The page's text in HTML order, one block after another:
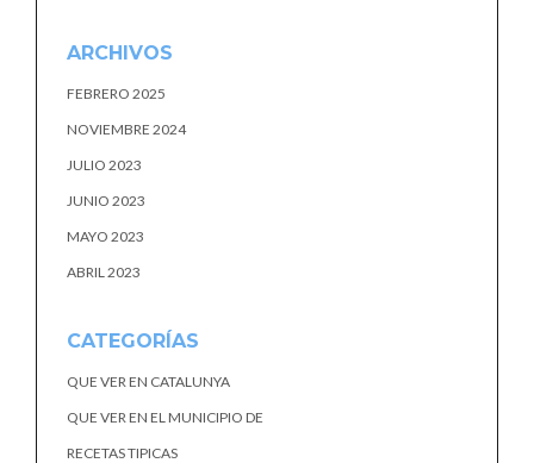
ARCHIVOS
FEBRERO 2025
NOVIEMBRE 2024
JULIO 2023
JUNIO 2023
MAYO 2023
ABRIL 2023
CATEGORÍAS
QUE VER EN CATALUNYA
QUE VER EN EL MUNICIPIO DE
RECETAS TIPICAS